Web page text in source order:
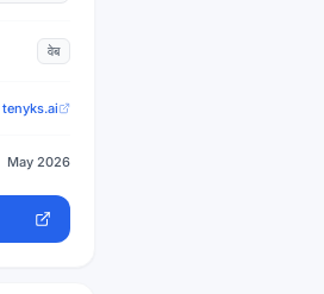
वेब
tenyks.ai
May 2026